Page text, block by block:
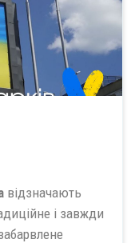
відзначають
і завжди